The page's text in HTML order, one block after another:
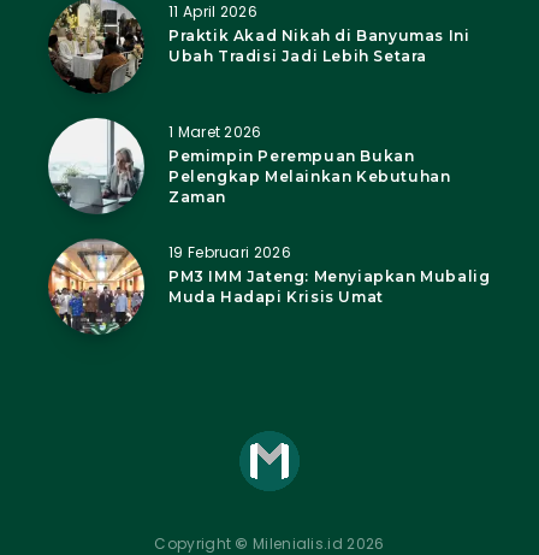
11 April 2026
Praktik Akad Nikah di Banyumas Ini
Ubah Tradisi Jadi Lebih Setara
1 Maret 2026
Pemimpin Perempuan Bukan
Pelengkap Melainkan Kebutuhan
Zaman
19 Februari 2026
PM3 IMM Jateng: Menyiapkan Mubalig
Muda Hadapi Krisis Umat
Copyright © Milenialis.id 2026